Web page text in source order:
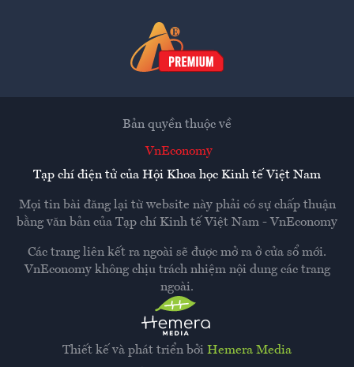
Thiết kế và phát triển bởi Hemera Media
Bản quyền thuộc về
VnEconomy
Tạp chí điện tử của Hội Khoa học Kinh tế Việt Nam
Mọi tin bài đăng lại từ website này phải có sự chấp thuận
bằng văn bản của Tạp chí Kinh tế Việt Nam - VnEconomy
Các trang liên kết ra ngoài sẽ được mở ra ở cửa sổ mới.
VnEconomy không chịu trách nhiệm nội dung các trang
ngoài.